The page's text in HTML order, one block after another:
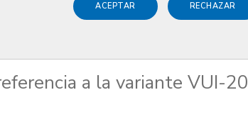
ACEPTAR RECHAZAR
a la variante VUI-